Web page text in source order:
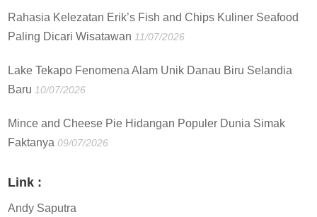
Rahasia Kelezatan Erik’s Fish and Chips Kuliner Seafood
Paling Dicari Wisatawan 11/07/2026
Lake Tekapo Fenomena Alam Unik Danau Biru Selandia
Baru 10/07/2026
Mince and Cheese Pie Hidangan Populer Dunia Simak
Faktanya 09/07/2026
Link :
Andy Saputra